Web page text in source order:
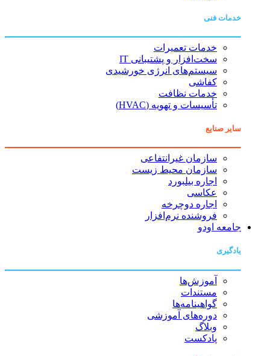
خدمات فنی
خدمات تعمیرات
سخت‌افزار و پشتیبانی IT
سیستم‌های انرژی خورشیدی
کفاشی
خدمات نظافت
تأسیسات و تهویه (HVAC)
سایر صنایع
سازمان غیرانتفاعی
سازمان محیط زیست
اجاره بیلبورد
عکاسی
اجاره دوچرخه
فروشنده نرم‌افزار
جامعه اودو
یادگیری
آموزش‌ها
مستندات
گواهینامه‌ها
دوره‌های آموزشی
وبلاگ
پادکست